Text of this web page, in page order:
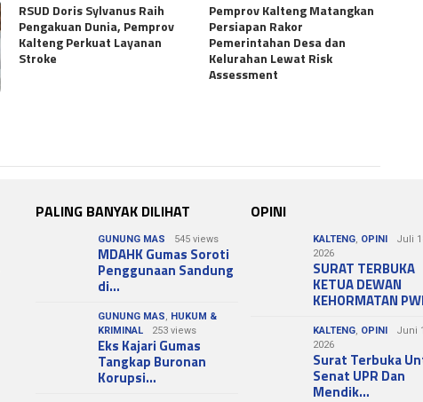
RSUD Doris Sylvanus Raih
Pengakuan Dunia, Pemprov
Kalteng Perkuat Layanan
Stroke
Pemprov Kalteng Matangkan
Persiapan Rakor
Pemerintahan Desa dan
Kelurahan Lewat Risk
Assessment
PALING BANYAK DILIHAT
GUNUNG MAS 545 views
MDAHK Gumas Soroti
Penggunaan Sandung
di…
GUNUNG MAS, HUKUM &
KRIMINAL
253 views
Eks Kajari Gumas
Tangkap Buronan
Korupsi…
OPINI
KALTENG, OPINI
Juli
2026
SURAT TERBUKA
KETUA DEWAN
KEHORMATAN
KALTENG, OPINI
Juni
2026
Surat Terbuka
Senat UPR Dan
Mendik…